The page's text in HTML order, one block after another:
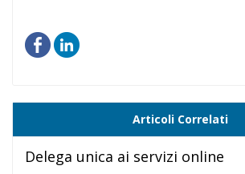
Articoli Correlati
Delega unica ai servizi online